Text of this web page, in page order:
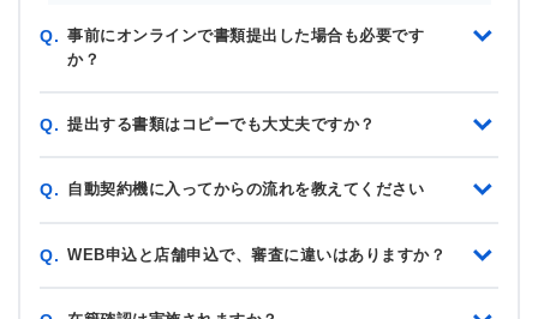
Q. 事前にオンラインで書類提出した場合も必要です
か？
Q. 提出する書類はコピーでも大丈夫ですか？
Q. 自動契約機に入ってからの流れを教えてください
Q. WEB申込と店舗申込で、審査に違いはありますか？